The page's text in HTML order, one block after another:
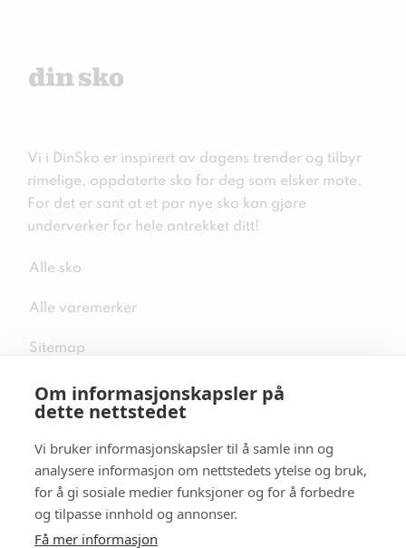
Om informasjonskapsler på
dette nettstedet
Vi bruker informasjonskapsler til å samle inn og
analysere informasjon om nettstedets ytelse og bruk,
for å gi sosiale medier funksjoner og for å forbedre
og tilpasse innhold og annonser.
Få mer informasjon
Vi i DinSko er inspirert av dagens trender og tilbyr
rimelige, oppdaterte sko for deg som elsker mote.
For det er sant at et par nye sko kan gjøre
underverker for hele antrekket ditt!
Alle sko
Alle varemerker
Sitemap
Følg oss i sosiale medier